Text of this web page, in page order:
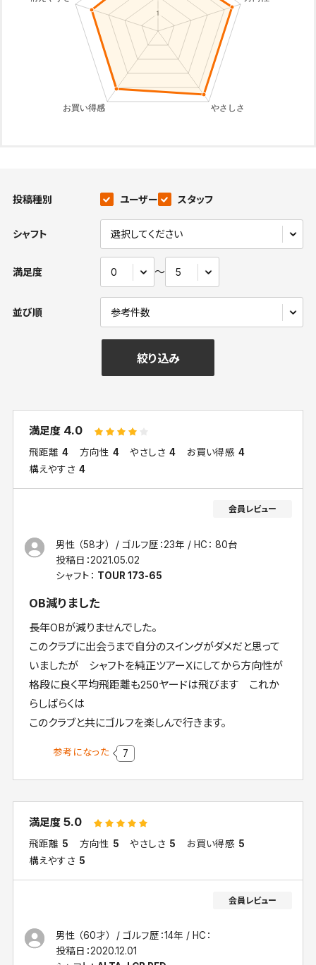
投稿種別 ユーザー スタッフ
シャフト
満足度 〜
並び順
絞り込み
満足度 4.0
飛距離 4 方向性 4 やさしさ 4 お買い得感 4
構えやすさ 4
男性 （58才） ゴルフ歴：23年
HC： 80台
投稿日：2021.05.02
シャフト： TOUR 173-65
OB減りました
長年OBが減りませんでした。
このクラブに出会うまで自分のスイングがダメだと思って
いましたが シャフトを純正ツアーXにしてから方向性が
格段に良く平均飛距離も250ヤードは飛びます これか
らしばらくは
このクラブと共にゴルフを楽しんで行きます。
参考になった 7
満足度5.0
飛距離 5 方向性 5 やさしさ 5 お買い得感 5
構えやすさ 5
男性 （60才） ゴルフ歴：14年
HC：
投稿日：2020.12.01